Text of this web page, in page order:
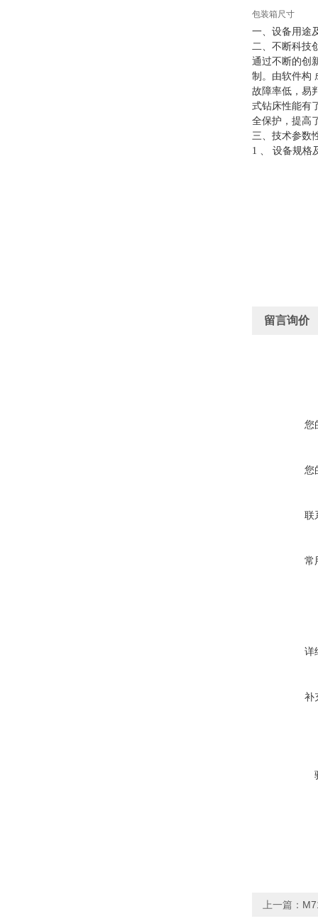
包装箱尺寸
一、设备用途
二、不断科技
通过不断的创
制。由软件构
故障率低，易
式钻床性能有
全保护，提高
三、技术参数
1 、 设备规格
留言询价
您
您
联
常
详
补
上一篇：